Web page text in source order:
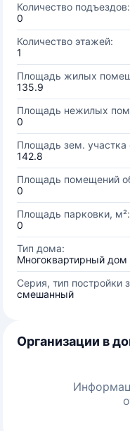
Количество подъездов:
0
Количество этажей:
1
Площадь жилых
135.9
Площадь нежилых
0
Площадь зем.
142.8
Площадь помещений
0
Площадь парковки, м²:
0
Тип дома:
Многоквартирный дом
Серия, тип постройки
смешанный
Организации в